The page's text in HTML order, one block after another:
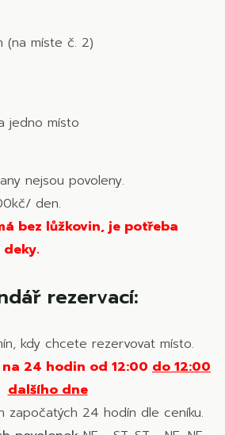
(na míste č. 2)
jedno místo
nejsou povoleny.
den.
bez lůžkovin, je potřeba
rezervací:
kdy chcete rezervovat místo.
na 24 hodin od 12:00 do 12:00
dalšího dne
započatých 24 hodín dle ceníku.